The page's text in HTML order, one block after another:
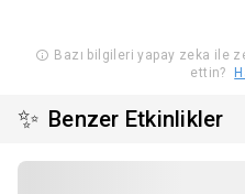
Bazı bilgileri yapay zeka ile
ettin?
✨ Benzer Etkinlikler